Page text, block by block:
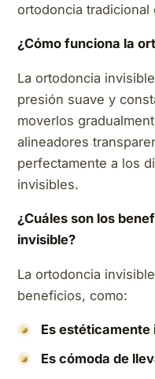
ortodoncia tradicional
¿Cómo funciona la
La ortodoncia
presión suave y
moverlos
alineadores
perfectamente a los
invisibles.
¿Cuáles son los
invisible?
La ortodoncia
beneficios, como:
Es estéticamente
Es cómoda de